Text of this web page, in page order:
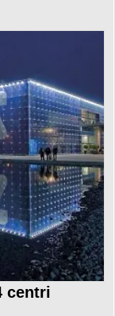
centri